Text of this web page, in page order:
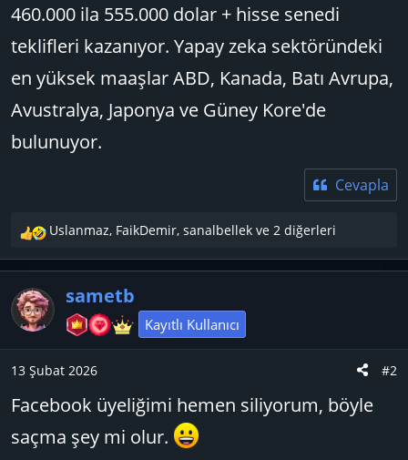
460.000 ila 555.000 dolar + hisse senedi
teklifleri kazanıyor. Yapay zeka sektöründeki
en yüksek maaşlar ABD, Kanada, Batı Avrupa,
Avustralya, Japonya ve Güney Kore'de
bulunuyor.
Cevapla
T
e
p
k
i
l
e
r
Uslanmaz, FaikDemir, sanalbellek ve 2 diğerleri
sametb
Kayıtlı Kullanıcı
13 Şubat 2026 #2
Facebook üyeliğimi hemen siliyorum, böyle
saçma şey mi olur.